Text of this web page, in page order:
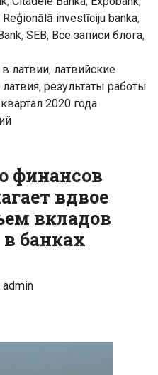
Reģionālā investīciju banka,
, SEB, Все записи блога,
латвии, латвийские
латвия, результаты работы
2020 года
финансов
вдвое
вкладов
банках
admin